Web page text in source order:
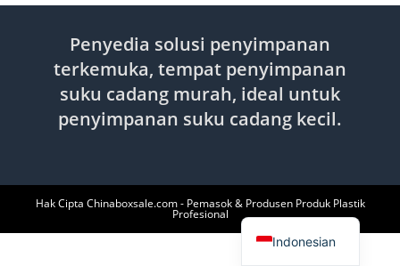
Penyedia solusi penyimpanan
terkemuka, tempat penyimpanan
suku cadang murah, ideal untuk
penyimpanan suku cadang kecil.
Hak Cipta Chinaboxsale.com - Pemasok & Produsen Produk Plastik
Profesional
Indonesian
English